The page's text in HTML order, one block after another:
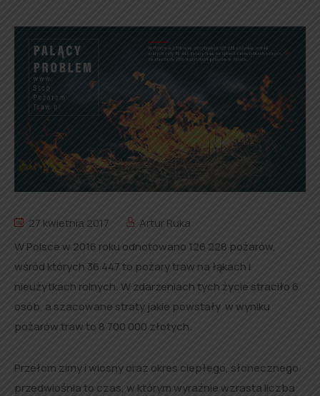
27 kwietnia 2017
Artur Ruka
W Polsce w 2016 roku odnotowano 126 228 pożarów,
wśród których 36 447 to pożary traw na łąkach i
nieużytkach rolnych. W zdarzeniach tych życie straciło 6
osób, a szacowane straty jakie powstały w wyniku
pożarów traw to 8 700 000 złotych.
Przełom zimy i wiosny oraz okres ciepłego, słonecznego
przedwiośnia to czas, w którym wyraźnie wzrasta liczba